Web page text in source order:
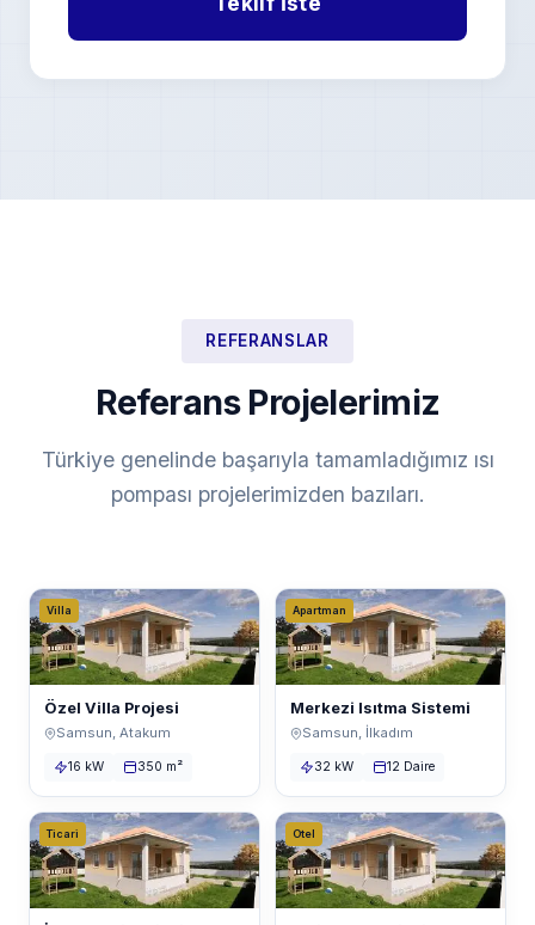
REFERANSLAR
Referans Projelerimiz
Türkiye genelinde başarıyla tamamladığımız ısı
pompası projelerimizden bazıları.
Villa
Özel Villa Projesi
Samsun, Atakum
16 kW 350 m²
Apartman
Merkezi Isıtma Sistemi
Samsun, İlkadım
32 kW 12 Daire
Ticari Otel